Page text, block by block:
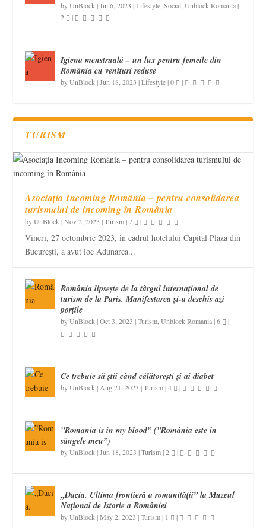
byUnBlock |Jul 6, 2023 |Lifestyle ,Social ,Unblock Romania|
2
|
Igiena menstruală – un lux pentru femeile din
România cu venituri reduse
byUnBlock |Jun 18, 2023 |Lifestyle|0 |
TURISM
Asociația Incoming România – pentru consolidarea
turismului de incoming în România
byUnBlock |Nov 2, 2023 |Turism|7 |
Vineri, 27 octombrie 2023, în cadrul hotelului Capital Plaza din
București, a avut loc Adunarea...
România lipsește de la târgul internațional de
turism de la Paris. Manifestarea și-a deschis azi
porțile
byUnBlock |Oct 3, 2023 |Turism ,Unblock Romania|6 |
Ce trebuie să știi când călătorești și ai diabet
byUnBlock | Aug 21, 2023 |Turism|4 |
”Romania is in my blood” (”România este în
sângele meu”)
byUnBlock |Jun 18, 2023 |Turism|2 |
„Dacia. Ultima frontieră a romanității” la Muzeul
Național de Istorie a României
byUnBlock |May 2, 2023 |Turism| 1 |